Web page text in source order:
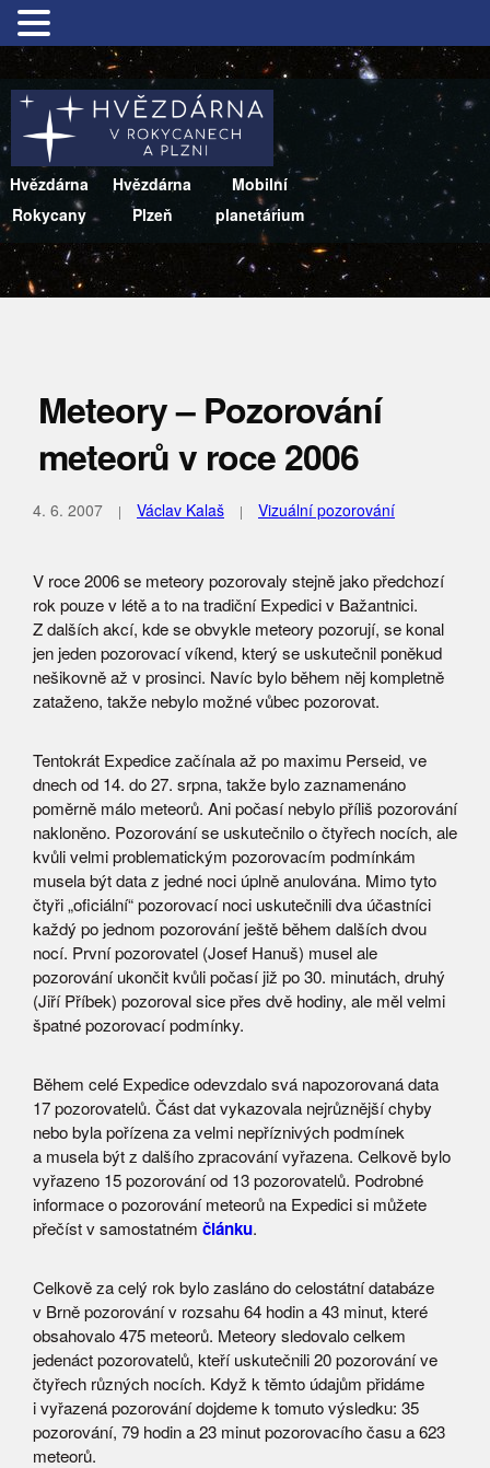
Hvězdárna
Rokycany
Hvězdárna
Plzeň
Mobilní
planetárium
Meteory – Pozorování
meteorů v roce 2006
4. 6. 2007 Václav Kalaš Vizuální pozorování
V roce 2006 se meteory pozorovaly stejně jako předchozí
rok pouze v létě a to na tradiční Expedici v Bažantnici.
Z dalších akcí, kde se obvykle meteory pozorují, se konal
jen jeden pozorovací víkend, který se uskutečnil poněkud
nešikovně až v prosinci. Navíc bylo během něj kompletně
zataženo, takže nebylo možné vůbec pozorovat.
Tentokrát Expedice začínala až po maximu Perseid, ve
dnech od 14. do 27. srpna, takže bylo zaznamenáno
poměrně málo meteorů. Ani počasí nebylo příliš pozorování
nakloněno. Pozorování se uskutečnilo o čtyřech nocích, ale
kvůli velmi problematickým pozorovacím podmínkám
musela být data z jedné noci úplně anulována. Mimo tyto
čtyři „oficiální“ pozorovací noci uskutečnili dva účastníci
každý po jednom pozorování ještě během dalších dvou
nocí. První pozorovatel (Josef Hanuš) musel ale
pozorování ukončit kvůli počasí již po 30. minutách, druhý
(Jiří Příbek) pozoroval sice přes dvě hodiny, ale měl velmi
špatné pozorovací podmínky.
Během celé Expedice odevzdalo svá napozorovaná data
17 pozorovatelů. Část dat vykazovala nejrůznější chyby
nebo byla pořízena za velmi nepříznivých podmínek
a musela být z dalšího zpracování vyřazena. Celkově bylo
vyřazeno 15 pozorování od 13 pozorovatelů. Podrobné
informace o pozorování meteorů na Expedici si můžete
přečíst v samostatném článku.
Celkově za celý rok bylo zasláno do celostátní databáze
v Brně pozorování v rozsahu 64 hodin a 43 minut, které
obsahovalo 475 meteorů. Meteory sledovalo celkem
jedenáct pozorovatelů, kteří uskutečnili 20 pozorování ve
čtyřech různých nocích. Když k těmto údajům přidáme
i vyřazená pozorování dojdeme k tomuto výsledku: 35
pozorování, 79 hodin a 23 minut pozorovacího času a 623
meteorů.